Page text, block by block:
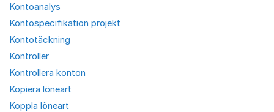
Kontoanalys
Kontospecifikation projekt
Kontotäckning
Kontroller
Kontrollera konton
Kopiera löneart
Koppla löneart